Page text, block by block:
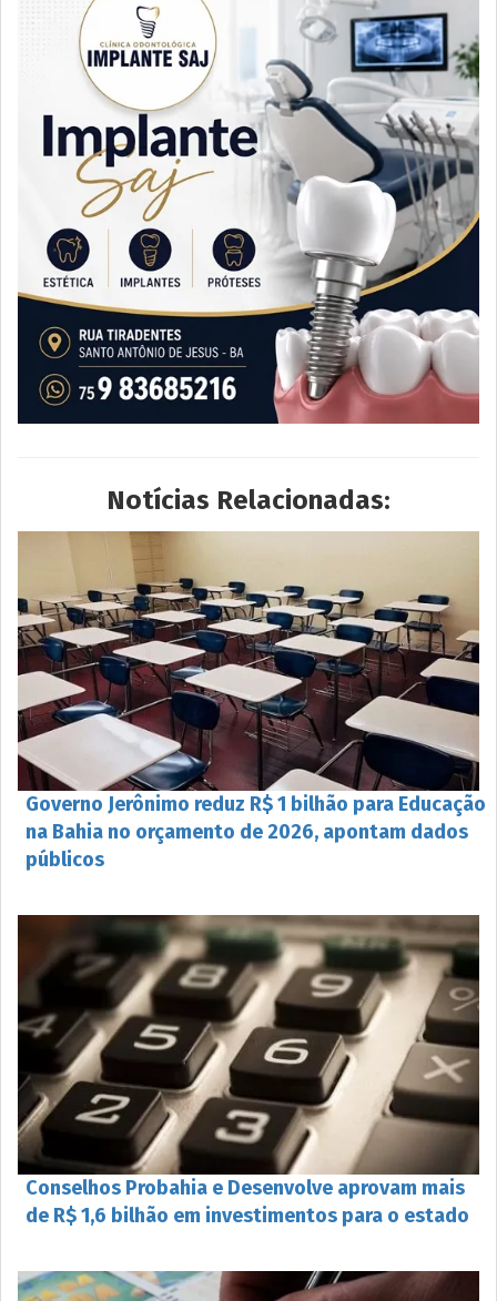
Notícias Relacionadas:
Governo Jerônimo reduz R$ 1 bilhão para Educação
na Bahia no orçamento de 2026, apontam dados
públicos
Conselhos Probahia e Desenvolve aprovam mais
de R$ 1,6 bilhão em investimentos para o estado